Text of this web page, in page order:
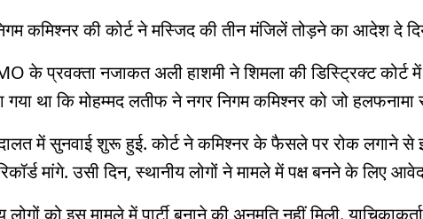
कमिश्नर की कोर्ट ने मस्जिद की तीन मंजिलें तोड़ने का आदेश दे
के प्रवक्ता नजाकत अली हाशमी ने शिमला की डिस्ट्रिक्ट कोर्ट में
गया था कि मोहम्मद लतीफ ने नगर निगम कमिश्नर को जो
में सुनवाई शुरू हुई. कोर्ट ने कमिश्नर के फैसले पर रोक लगाने से
मांगे. उसी दिन, स्थानीय लोगों ने मामले में पक्ष बनने के लिए
को इस मामले में पार्टी बनाने की अनुमति नहीं मिली.